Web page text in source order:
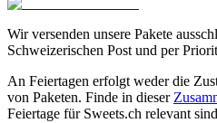
Wir versenden unsere Pakete
Schweizerischen Post und per
An Feiertagen erfolgt weder die
von Paketen. Finde in dieser
Feiertage für Sweets.ch relevant